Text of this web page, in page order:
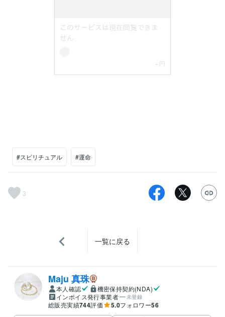
#スピリチュアル #運命
3
一覧に戻る
Maju 真珠
本人確認
機密保持契約(NDA)
インボイス発行事業者
未登録
総販売実績744評価 5.0フォロワー56